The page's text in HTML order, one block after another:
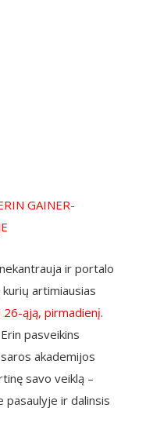
GAINER-
ir portalo
kurių artimiausias
26-ąją, pirmadienį.
pasveikins
akademijos
savo veiklą –
ir dalinsis